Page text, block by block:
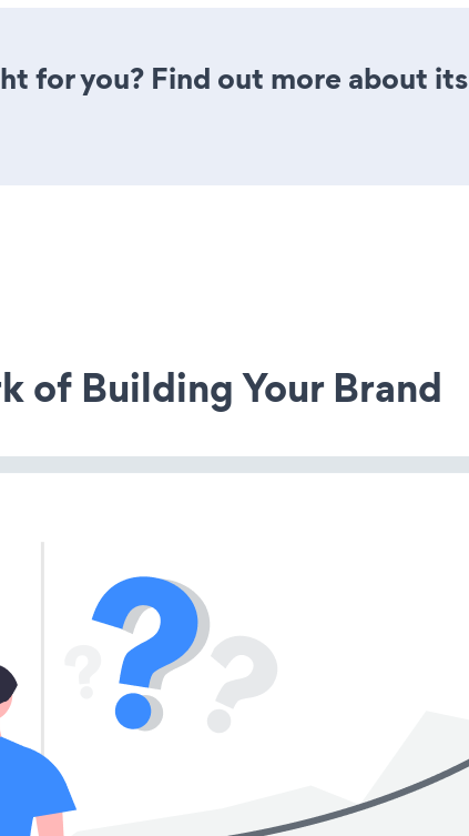
for you? Find out more about its
of Building Your Brand